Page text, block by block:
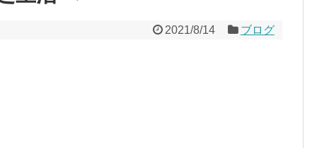
2021/8/14 ブログ